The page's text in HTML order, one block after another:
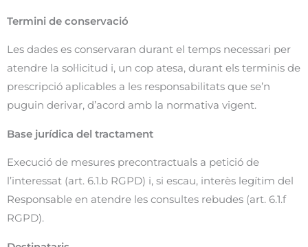
Termini de conservació
Les dades es conservaran durant el temps necessari per
atendre la sol·licitud i, un cop atesa, durant els terminis de
prescripció aplicables a les responsabilitats que se’n
puguin derivar, d’acord amb la normativa vigent.
Base jurídica del tractament
Execució de mesures precontractuals a petició de
l’interessat (art. 6.1.b RGPD) i, si escau, interès legítim del
Responsable en atendre les consultes rebudes (art. 6.1.f
RGPD).